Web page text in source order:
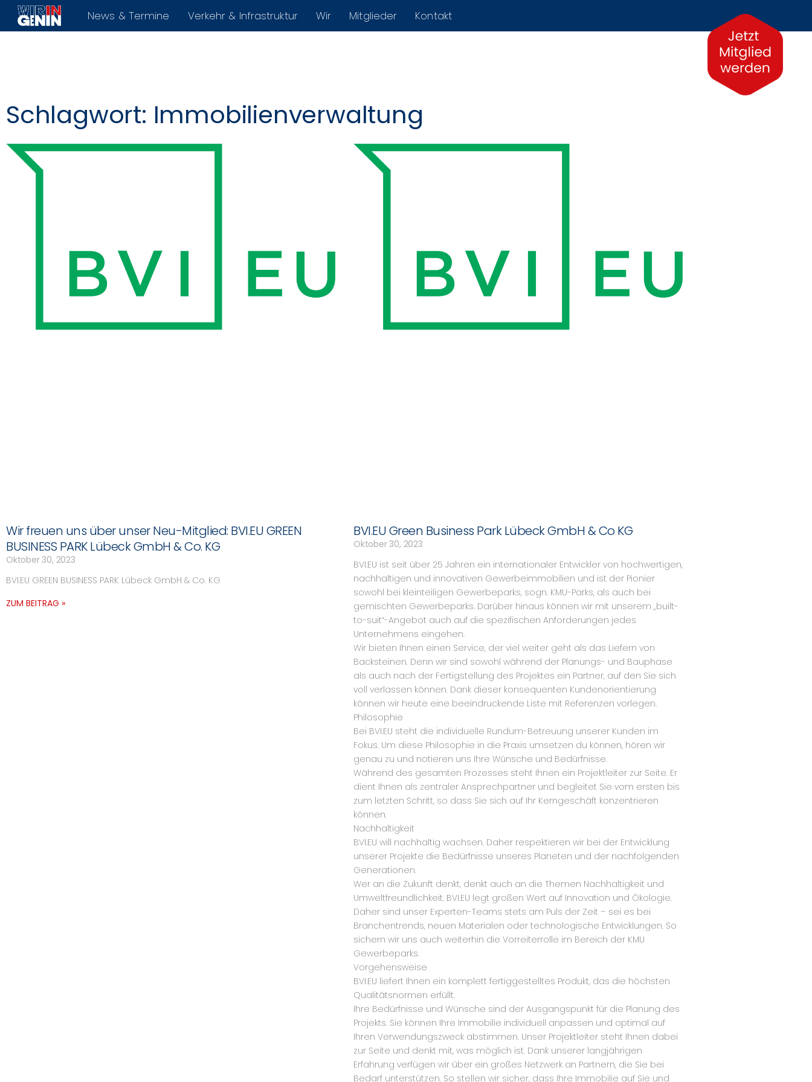
News & Termine Verkehr & Infrastruktur Wir Mitglieder Kontakt
Schlagwort: Immobilienverwaltung
Wir freuen uns über unser Neu-Mitglied: BVI.EU GREEN
BUSINESS PARK Lübeck GmbH & Co. KG
Oktober 30, 2023
BVI.EU GREEN BUSINESS PARK Lübeck GmbH & Co. KG
ZUM BEITRAG »
BVI.EU Green Business Park Lübeck GmbH & Co KG
Oktober 30, 2023
BVI.EU ist seit über 25 Jahren ein internationaler Entwickler von hochwertigen,
nachhaltigen und innovativen Gewerbeimmobilien und ist der Pionier
sowohl bei kleinteiligen Gewerbeparks, sogn. KMU-Parks, als auch bei
gemischten Gewerbeparks. Darüber hinaus können wir mit unserem „built-
to-suit“-Angebot auch auf die spezifischen Anforderungen jedes
Unternehmens eingehen.
Wir bieten Ihnen einen Service, der viel weiter geht als das Liefern von
Backsteinen. Denn wir sind sowohl während der Planungs- und Bauphase
als auch nach der Fertigstellung des Projektes ein Partner, auf den Sie sich
voll verlassen können. Dank dieser konsequenten Kundenorientierung
können wir heute eine beeindruckende Liste mit Referenzen vorlegen.
Philosophie
Bei BVI.EU steht die individuelle Rundum-Betreuung unserer Kunden im
Fokus. Um diese Philosophie in die Praxis umsetzen du können, hören wir
genau zu und notieren uns Ihre Wünsche und Bedürfnisse.
Während des gesamten Prozesses steht Ihnen ein Projektleiter zur Seite. Er
dient Ihnen als zentraler Ansprechpartner und begleitet Sie vom ersten bis
zum letzten Schritt, so dass Sie sich auf Ihr Kerngeschäft konzentrieren
können.
Nachhaltigkeit
BVI.EU will nachhaltig wachsen. Daher respektieren wir bei der Entwicklung
unserer Projekte die Bedürfnisse unseres Planeten und der nachfolgenden
Generationen.
Wer an die Zukunft denkt, denkt auch an die Themen Nachhaltigkeit und
Umweltfreundlichkeit. BVI.EU legt großen Wert auf Innovation und Ökologie.
Daher sind unser Experten-Teams stets am Puls der Zeit – sei es bei
Branchentrends, neuen Materialen oder technologische Entwicklungen. So
sichern wir uns auch weiterhin die Vorreiterrolle im Bereich der KMU
Gewerbeparks.
Vorgehensweise
BVI.EU liefert Ihnen ein komplett fertiggestelltes Produkt, das die höchsten
Qualitätsnormen erfüllt.
Ihre Bedürfnisse und Wünsche sind der Ausgangspunkt für die Planung des
Projekts. Sie können Ihre Immobilie individuell anpassen und optimal auf
Ihren Verwendungszweck abstimmen. Unser Projektleiter steht Ihnen dabei
zur Seite und denkt mit, was möglich ist. Dank unserer langjährigen
Erfahrung verfügen wir über ein großes Netzwerk an Partnern, die Sie bei
Bedarf unterstützen. So stellen wir sicher, dass Ihre Immobilie auf Sie und